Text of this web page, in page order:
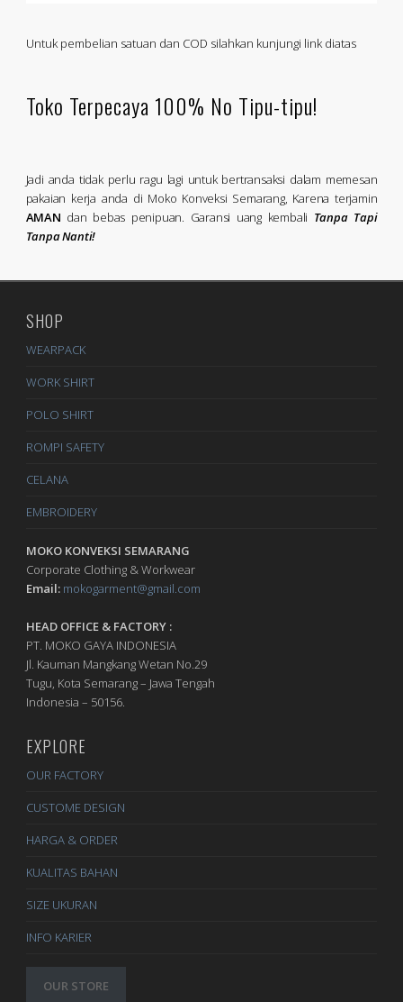
Untuk pembelian satuan dan COD silahkan kunjungi link diatas
Toko Terpecaya 100% No Tipu-tipu!
Jadi anda tidak perlu ragu lagi untuk bertransaksi dalam memesan
pakaian kerja anda di Moko Konveksi Semarang, Karena terjamin
AMAN dan bebas penipuan. Garansi uang kembali Tanpa Tapi
Tanpa Nanti!
SHOP
WEARPACK
WORK SHIRT
POLO SHIRT
ROMPI SAFETY
CELANA
EMBROIDERY
MOKO KONVEKSI SEMARANG
Corporate Clothing & Workwear
Email: mokogarment@gmail.com
HEAD OFFICE & FACTORY :
PT. MOKO GAYA INDONESIA
Jl. Kauman Mangkang Wetan No.29
Tugu, Kota Semarang – Jawa Tengah
Indonesia – 50156.
EXPLORE
OUR FACTORY
CUSTOME DESIGN
HARGA & ORDER
KUALITAS BAHAN
SIZE UKURAN
INFO KARIER
OUR STORE